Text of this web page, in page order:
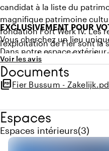
candidat à la liste du
magnifique patrimoine
fondation Fort Werk IV. Les
l'exploitation de Fier sont la
cette fondation qui gère les
votre réservation contribue
unique.
EXCLUSIVEMENT POUR
Vous cherchez un lieu
Dans notre espace
pour des événements
festival d'entreprise, une
building, un kick-off ou un
Voir les avis
Documents
picture_as_pdfFier Bussum -
Espaces
Espaces intérieurs
Quantité de espaces
(3)